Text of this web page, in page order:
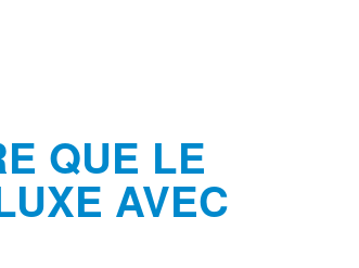
QUE LE
AVEC